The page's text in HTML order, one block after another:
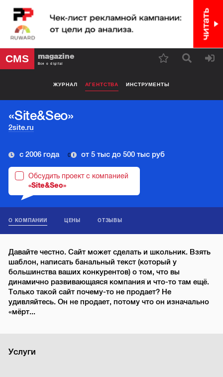
CMS magazine
Все о digital
ЖУРНАЛ АГЕНТСТВА ИНСТРУМЕНТЫ
«Site&Seo»
2site.ru
с 2006 года 0 от 5 тыс до 500 тыс руб
Обсудить проект с компанией
«Site&Seo»
О КОМПАНИИ ЦЕНЫ ОТЗЫВЫ
Давайте честно. Сайт может сделать и школьник. Взять
шаблон, написать банальный текст (который у
большинства ваших конкурентов) о том, что вы
динамично развивающаяся компания и что-то там ещё.
Только такой сайт почему-то не продает? Не
удивляйтесь. Он не продает, потому что он изначально
«мёрт...
Услуги